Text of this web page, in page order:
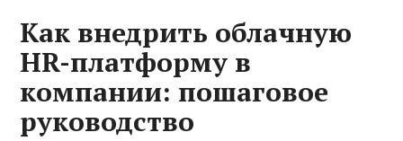
Как внедрить облачную
HR-платформу в
компании: пошаговое
руководство